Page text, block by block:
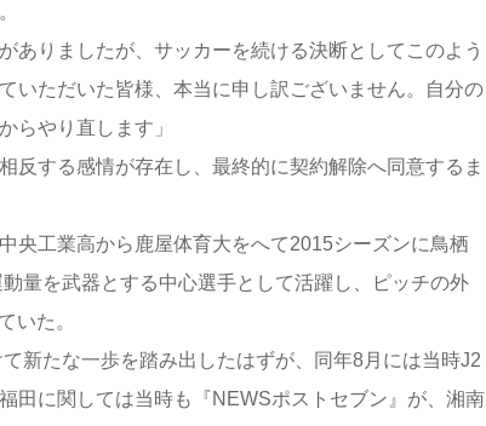
ありましたが、サッカーを続ける決断としてこのよう
いただいた皆様、本当に申し訳ございません。自分の
らやり直します」
する感情が存在し、最終的に契約解除へ同意するま
工業高から鹿屋体育大をへて2015シーズンに鳥栖
量を武器とする中心選手として活躍し、ピッチの外
いた。
新たな一歩を踏み出したはずが、同年8月には当時J2
田に関しては当時も『NEWSポストセブン』が、湘南